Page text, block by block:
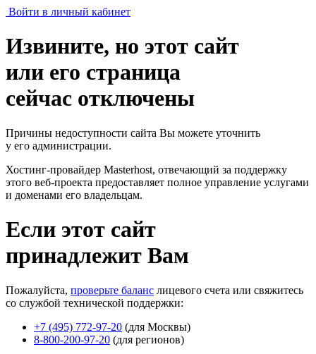
Войти в личный кабинет
Извините, но этот сайт
или его страница
сейчас отключены
Причины недоступности сайта Вы можете уточнить
у его администрации.
Хостинг-провайдер Masterhost, отвечающий за поддержку
этого веб-проекта предоставляет полное управление услугами
и доменами его владельцам.
Если этот сайт
принадлежит Вам
Пожалуйста, проверьте баланс лицевого счета или свяжитесь
со службой технической поддержки:
+7 (495) 772-97-20 (для Москвы)
8-800-200-97-20 (для регионов)